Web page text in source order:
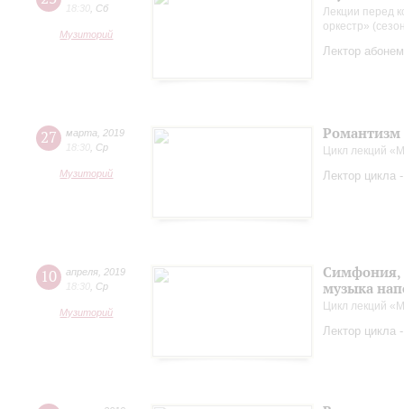
18:30 Сб
Музиторий
Лекции перед
оркестр»
Лектор
27 марта
2019
18:30 Ср
Музиторий
Романтизм
Цикл лекций
Лектор цикла
10 апреля 2019
18:30 Ср
Музиторий
Симфония,
музыка
Цикл лекций
Лектор цикла